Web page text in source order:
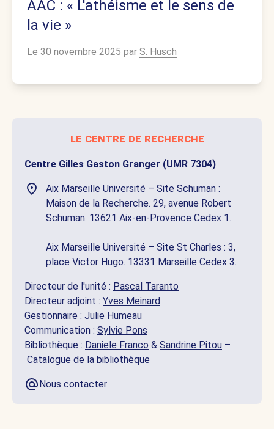
AAC : « L'athéisme et le sens de
la vie »
Le 30 novembre 2025 par S. Hüsch
le centre de recherche
Centre Gilles Gaston Granger (UMR 7304)
Aix Marseille Université – Site Schuman :
Maison de la Recherche. 29, avenue Robert
Schuman. 13621 Aix-en-Provence Cedex 1.
Aix Marseille Université – Site St Charles : 3,
place Victor Hugo. 13331 Marseille Cedex 3.
Directeur de l'unité : Pascal Taranto
Directeur adjoint : Yves Meinard
Gestionnaire : Julie Humeau
Communication : Sylvie Pons
Bibliothèque : Daniele Franco & Sandrine Pitou –
Catalogue de la bibliothèque
Nous contacter